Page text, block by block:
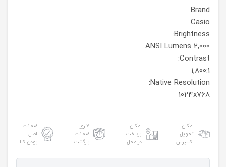
Brand:
Casio
Brightness:
2,000 ANSI Lumens
Contrast:
1,800:1
Native Resolution:
1024x768
امکان
تحویل
اکسپرس
امکان
پرداخت
در محل
۷ روز
ضمانت
بازگشت
ضمانت
اصل
بودن کالا